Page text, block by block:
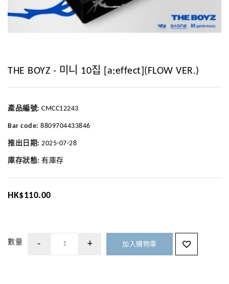
THE BOYZ - 미니 10집 [a;effect](FLOW VER.)
產品編號: CMCC12243
Bar code: 8809704433846
推出日期: 2025-07-28
庫存狀態: 有庫存
HK$110.00
數量 加入購物車